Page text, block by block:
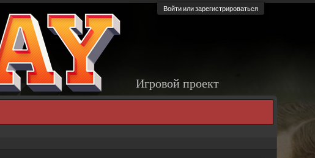
Войти или зарегистрироваться
Игровой проект